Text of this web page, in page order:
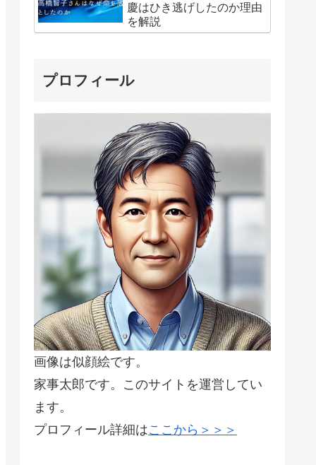
慶はひき逃げしたのか理由
を解説
プロフィール
画像は似顔絵です。
家事太郎です。このサイトを運営してい
ます。
プロフィール詳細はここから＞＞＞